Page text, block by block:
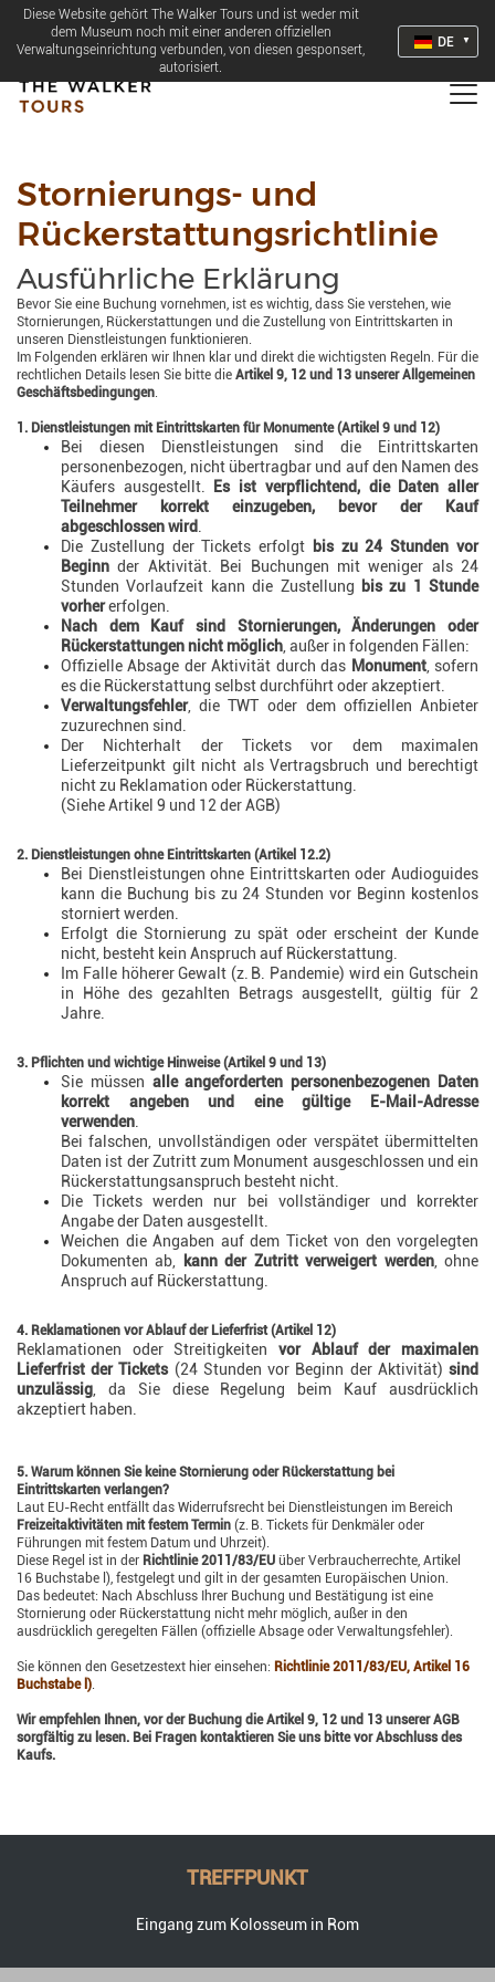
Diese Website gehört The Walker Tours und ist weder mit
dem Museum noch mit einer anderen offiziellen
Verwaltungseinrichtung verbunden, von diesen gesponsert,
autorisiert.
DE
Stornierungs- und
Rückerstattungsrichtlinie
Ausführliche Erklärung
Bevor Sie eine Buchung vornehmen, ist es wichtig, dass Sie verstehen, wie
Stornierungen, Rückerstattungen und die Zustellung von Eintrittskarten in
unseren Dienstleistungen funktionieren.
Im Folgenden erklären wir Ihnen klar und direkt die wichtigsten Regeln. Für die
rechtlichen Details lesen Sie bitte die Artikel 9, 12 und 13 unserer Allgemeinen
Geschäftsbedingungen.
1. Dienstleistungen mit Eintrittskarten für Monumente (Artikel 9 und 12)
Bei diesen Dienstleistungen sind die Eintrittskarten
personenbezogen, nicht übertragbar und auf den Namen des
Käufers ausgestellt.
Es ist verpflichtend, die Daten aller
Teilnehmer korrekt einzugeben, bevor der Kauf
abgeschlossen wird
Die Zustellung der Tickets erfolgt
bis zu 24 Stunden vor
Beginn der Aktivität. Bei Buchungen mit weniger als 24
Stunden Vorlaufzeit kann die Zustellung
bis zu 1 Stunde
vorhererfolgen.
Nach dem Kauf sind Stornierungen, Änderungen oder
Rückerstattungen nicht möglich , außer in folgenden Fällen:
Offizielle Absage der Aktivität durch das Monument, sofern
es die Rückerstattung selbst durchführt oder akzeptiert.
Verwaltungsfehler, die TWT oder dem offiziellen Anbieter
zuzurechnen sind.
Der Nichterhalt der Tickets vor dem maximalen
Lieferzeitpunkt gilt nicht als Vertragsbruch und berechtigt
nicht zu Reklamation oder Rückerstattung.
(Siehe Artikel 9 und 12 der AGB)
2. Dienstleistungen ohne Eintrittskarten (Artikel 12.2)
Bei Dienstleistungen ohne Eintrittskarten oder Audioguides
kann die Buchung bis zu 24 Stunden vor Beginn kostenlos
storniert werden.
Erfolgt die Stornierung zu spät oder erscheint der Kunde
nicht, besteht kein Anspruch auf Rückerstattung.
Im Falle höherer Gewalt (z. B. Pandemie) wird ein Gutschein
in Höhe des gezahlten Betrags ausgestellt, gültig für 2
Jahre.
3. Pflichten und wichtige Hinweise (Artikel 9 und 13)
Sie müssen alle angeforderten personenbezogenen Daten
korrekt angeben und eine gültige E-Mail-Adresse
verwenden
Bei falschen, unvollständigen oder verspätet übermittelten
Daten ist der Zutritt zum Monument ausgeschlossen und ein
Rückerstattungsanspruch besteht nicht.
Die Tickets werden nur bei vollständiger und korrekter
Angabe der Daten ausgestellt.
Weichen die Angaben auf dem Ticket von den vorgelegten
Dokumenten ab,
kann der Zutritt verweigert werden, ohne
Anspruch auf Rückerstattung.
4. Reklamationen vor Ablauf der Lieferfrist (Artikel 12)
Reklamationen oder Streitigkeiten vor Ablauf der maximalen
Lieferfrist der Tickets(24 Stunden vor Beginn der Aktivität)sind
unzulässig , da Sie diese Regelung beim Kauf ausdrücklich
akzeptiert haben.
5. Warum können Sie keine Stornierung oder Rückerstattung bei
Eintrittskarten verlangen?
Laut EU-Recht entfällt das Widerrufsrecht bei Dienstleistungen im Bereich
Freizeitaktivitäten mit festem Termin (z. B. Tickets für Denkmäler oder
Führungen mit festem Datum und Uhrzeit).
Diese Regel ist in der Richtlinie 2011/83/EU über Verbraucherrechte, Artikel
16 Buchstabe l), festgelegt und gilt in der gesamten Europäischen Union.
Das bedeutet: Nach Abschluss Ihrer Buchung und Bestätigung ist eine
Stornierung oder Rückerstattung nicht mehr möglich, außer in den
ausdrücklich geregelten Fällen (offizielle Absage oder Verwaltungsfehler).
Sie können den Gesetzestext hier einsehen: Richtlinie 2011/83/EU, Artikel 16
Buchstabe l).
Wir empfehlen Ihnen, vor der Buchung die Artikel 9, 12 und 13 unserer AGB
sorgfältig zu lesen. Bei Fragen kontaktieren Sie uns bitte vor Abschluss des
Kaufs.
TREFFPUNKT
Eingang zum Kolosseum in Rom